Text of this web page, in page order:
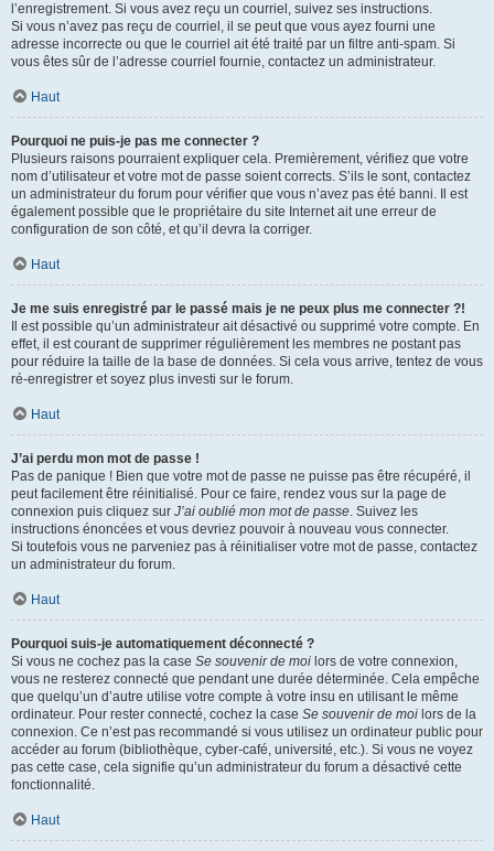
l’enregistrement. Si vous avez reçu un courriel, suivez ses instructions.
Si vous n’avez pas reçu de courriel, il se peut que vous ayez fourni une
adresse incorrecte ou que le courriel ait été traité par un filtre anti-spam. Si
vous êtes sûr de l’adresse courriel fournie, contactez un administrateur.
Haut
Pourquoi ne puis-je pas me connecter ?
Plusieurs raisons pourraient expliquer cela. Premièrement, vérifiez que votre
nom d’utilisateur et votre mot de passe soient corrects. S’ils le sont, contactez
un administrateur du forum pour vérifier que vous n’avez pas été banni. Il est
également possible que le propriétaire du site Internet ait une erreur de
configuration de son côté, et qu’il devra la corriger.
Haut
Je me suis enregistré par le passé mais je ne peux plus me connecter ?!
Il est possible qu’un administrateur ait désactivé ou supprimé votre compte. En
effet, il est courant de supprimer régulièrement les membres ne postant pas
pour réduire la taille de la base de données. Si cela vous arrive, tentez de vous
ré-enregistrer et soyez plus investi sur le forum.
Haut
J’ai perdu mon mot de passe !
Pas de panique ! Bien que votre mot de passe ne puisse pas être récupéré, il
peut facilement être réinitialisé. Pour ce faire, rendez vous sur la page de
connexion puis cliquez sur J’ai oublié mon mot de passe. Suivez les
instructions énoncées et vous devriez pouvoir à nouveau vous connecter.
Si toutefois vous ne parveniez pas à réinitialiser votre mot de passe, contactez
un administrateur du forum.
Haut
Pourquoi suis-je automatiquement déconnecté ?
Si vous ne cochez pas la case Se souvenir de moi lors de votre connexion,
vous ne resterez connecté que pendant une durée déterminée. Cela empêche
que quelqu’un d’autre utilise votre compte à votre insu en utilisant le même
ordinateur. Pour rester connecté, cochez la case Se souvenir de moi lors de la
connexion. Ce n’est pas recommandé si vous utilisez un ordinateur public pour
accéder au forum (bibliothèque, cyber-café, université, etc.). Si vous ne voyez
pas cette case, cela signifie qu’un administrateur du forum a désactivé cette
fonctionnalité.
Haut